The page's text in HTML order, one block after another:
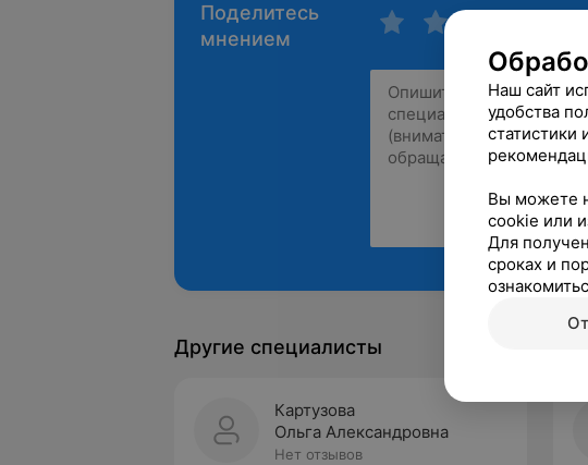
Поделитесь
мнением
Другие специалисты
Картузова
Ольга Александровна
Нет отзывов
Наш сайт
удобства
статистики
Вы можете
cookie или
Для
сроках и